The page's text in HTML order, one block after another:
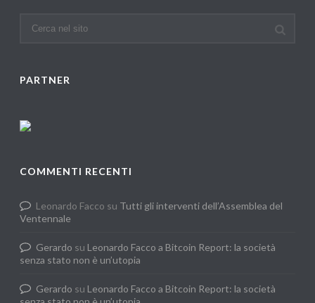
PARTNER
COMMENTI RECENTI
Leonardo Facco su Tutti gli interventi dell’Assemblea del
Ventennale
Gerardo su Leonardo Facco a Bitcoin Report: la società
senza stato non è un’utopia
Gerardo su Leonardo Facco a Bitcoin Report: la società